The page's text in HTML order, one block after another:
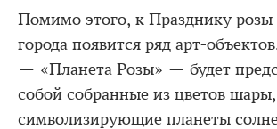
Помимо этого, к Празднику розы
города появится ряд арт-
— «Планета Розы» — будет
собой собранные из цветов шары,
символизирующие планеты